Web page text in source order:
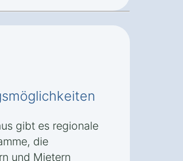
gibt es regionale
die
und Mietern